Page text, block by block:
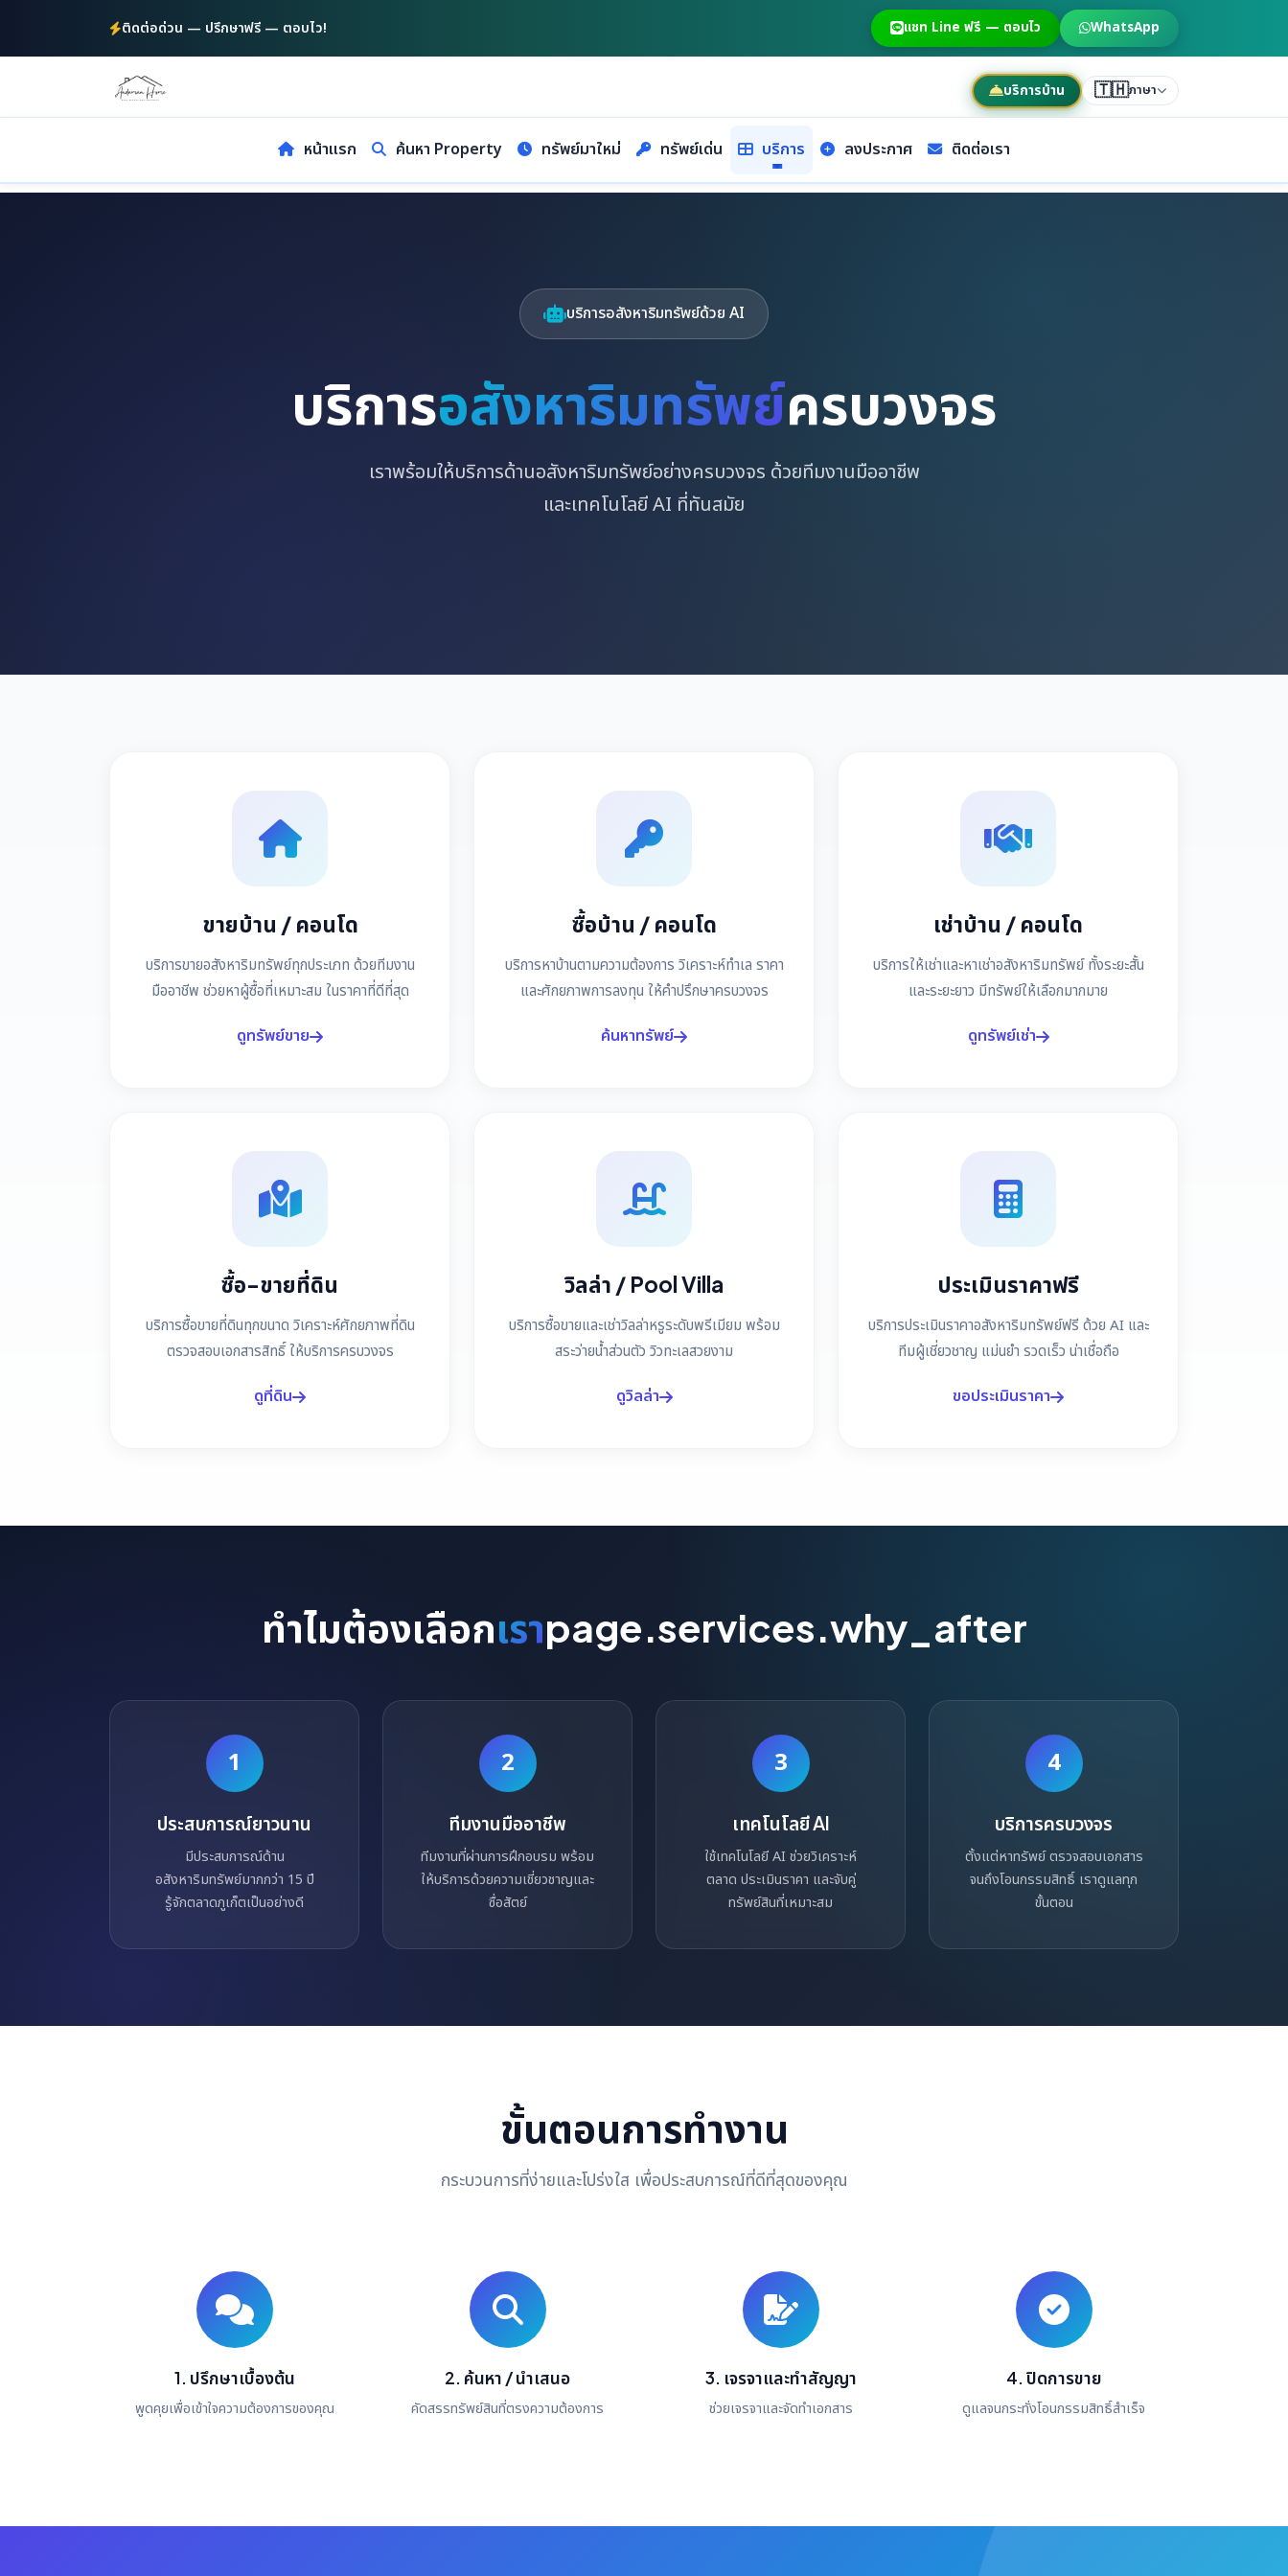
ติดต่อด่วน — ปรึกษาฟรี — ตอบไว! แชท Line ฟรี — ตอบไว WhatsApp
บริการบ้าน 🇹🇭ภาษา
หน้าแรก ค้นหา Property ทรัพย์มาใหม่ ทรัพย์เด่น บริการ ลงประกาศ ติดต่อเรา
บริการอสังหาริมทรัพย์ด้วย AI
บริการอสังหาริมทรัพย์ครบวงจร
เราพร้อมให้บริการด้านอสังหาริมทรัพย์อย่างครบวงจร ด้วยทีมงานมืออาชีพ
และเทคโนโลยี AI ที่ทันสมัย
ขายบ้าน / คอนโด
บริการขายอสังหาริมทรัพย์ทุกประเภท ด้วยทีมงาน
มืออาชีพ ช่วยหาผู้ซื้อที่เหมาะสม ในราคาที่ดีที่สุด
ดูทรัพย์ขาย
ซื้อบ้าน / คอนโด
บริการหาบ้านตามความต้องการ วิเคราะห์ทำเล ราคา
และศักยภาพการลงทุน ให้คำปรึกษาครบวงจร
ค้นหาทรัพย์
เช่าบ้าน / คอนโด
บริการให้เช่าและหาเช่าอสังหาริมทรัพย์ ทั้งระยะสั้น
และระยะยาว มีทรัพย์ให้เลือกมากมาย
ดูทรัพย์เช่า
ซื้อ-ขายที่ดิน
บริการซื้อขายที่ดินทุกขนาด วิเคราะห์ศักยภาพที่ดิน
ตรวจสอบเอกสารสิทธิ์ ให้บริการครบวงจร
ดูที่ดิน
วิลล่า / Pool Villa
บริการซื้อขายและเช่าวิลล่าหรูระดับพรีเมียม พร้อม
สระว่ายน้ำส่วนตัว วิวทะเลสวยงาม
ดูวิลล่า
ประเมินราคาฟรี
บริการประเมินราคาอสังหาริมทรัพย์ฟรี ด้วย AI และ
ทีมผู้เชี่ยวชาญ แม่นยำ รวดเร็ว น่าเชื่อถือ
ขอประเมินราคา
ทำไมต้องเลือกเราpage.services.why_after
1
ประสบการณ์ยาวนาน
มีประสบการณ์ด้าน
อสังหาริมทรัพย์มากกว่า 15 ปี
รู้จักตลาดภูเก็ตเป็นอย่างดี
2
ทีมงานมืออาชีพ
ทีมงานที่ผ่านการฝึกอบรม พร้อม
ให้บริการด้วยความเชี่ยวชาญและ
ซื่อสัตย์
3
เทคโนโลยี AI
ใช้เทคโนโลยี AI ช่วยวิเคราะห์
ตลาด ประเมินราคา และจับคู่
ทรัพย์สินที่เหมาะสม
4
บริการครบวงจร
ตั้งแต่หาทรัพย์ ตรวจสอบเอกสาร
จนถึงโอนกรรมสิทธิ์ เราดูแลทุก
ขั้นตอน
ขั้นตอนการทำงาน
กระบวนการที่ง่ายและโปร่งใส เพื่อประสบการณ์ที่ดีที่สุดของคุณ
1. ปรึกษาเบื้องต้น
พูดคุยเพื่อเข้าใจความต้องการของคุณ
2. ค้นหา / นำเสนอ
คัดสรรทรัพย์สินที่ตรงความต้องการ
3. เจรจาและทำสัญญา
ช่วยเจรจาและจัดทำเอกสาร
4. ปิดการขาย
ดูแลจนกระทั่งโอนกรรมสิทธิ์สำเร็จ